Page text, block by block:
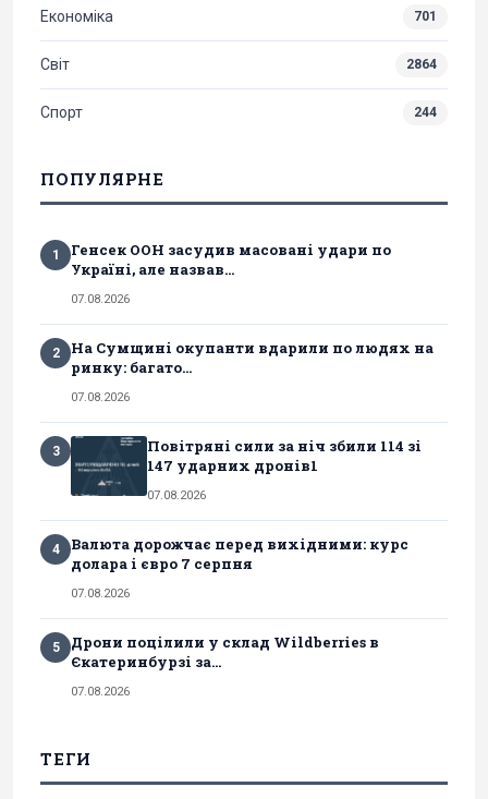
Економіка 701
Світ 2864
Спорт 244
ПОПУЛЯРНЕ
1
Генсек ООН засудив масовані удари по
Україні, але назвав...
07.08.2026
2
На Сумщині окупанти вдарили по людях на
ринку: багато...
07.08.2026
3
Повітряні сили за ніч збили 114 зі
147 ударних дронів1
07.08.2026
4
Валюта дорожчає перед вихідними: курс
долара і євро 7 серпня
07.08.2026
5
Дрони поцілили у склад Wildberries в
Єкатеринбурзі за...
07.08.2026
ТЕГИ